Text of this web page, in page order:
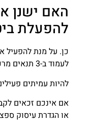
האם ישנן
להפעלת
כן. על מנת להפעיל
לעמוד ב-3 תנאים מרכזיים:
להיות עמיתים
אם אינכם זכאים
או הגדרת עיסוק